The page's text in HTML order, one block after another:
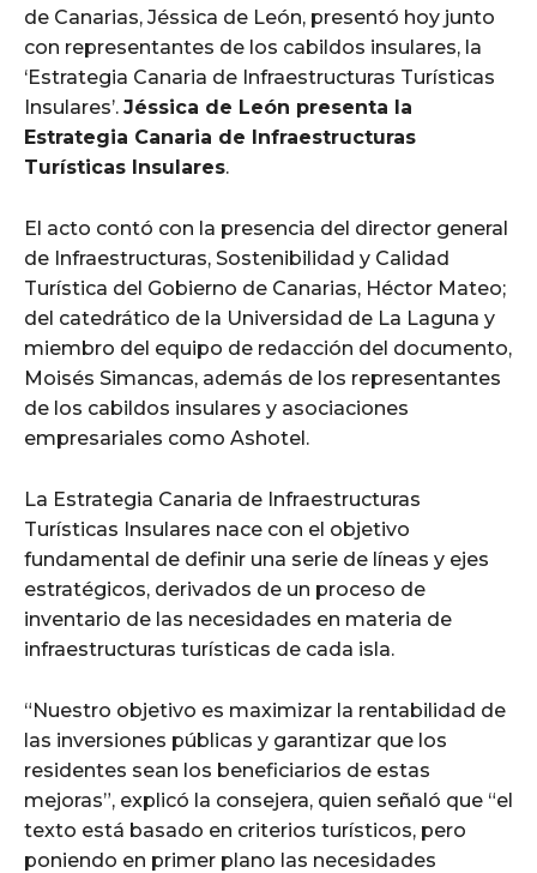
de Canarias, Jéssica de León, presentó hoy junto
con representantes de los cabildos insulares, la
‘Estrategia Canaria de Infraestructuras Turísticas
Insulares’. Jéssica de León presenta la
Estrategia Canaria de Infraestructuras
Turísticas Insulares.
El acto contó con la presencia del director general
de Infraestructuras, Sostenibilidad y Calidad
Turística del Gobierno de Canarias, Héctor Mateo;
del catedrático de la Universidad de La Laguna y
miembro del equipo de redacción del documento,
Moisés Simancas, además de los representantes
de los cabildos insulares y asociaciones
empresariales como Ashotel.
La Estrategia Canaria de Infraestructuras
Turísticas Insulares nace con el objetivo
fundamental de definir una serie de líneas y ejes
estratégicos, derivados de un proceso de
inventario de las necesidades en materia de
infraestructuras turísticas de cada isla.
“Nuestro objetivo es maximizar la rentabilidad de
las inversiones públicas y garantizar que los
residentes sean los beneficiarios de estas
mejoras”, explicó la consejera, quien señaló que “el
texto está basado en criterios turísticos, pero
poniendo en primer plano las necesidades